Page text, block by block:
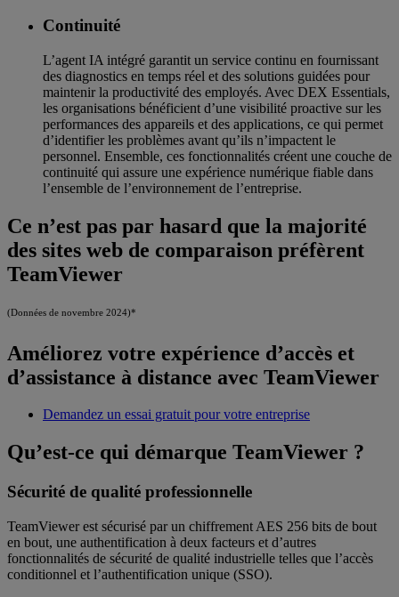
Continuité
L’agent IA intégré garantit un service continu en fournissant
des diagnostics en temps réel et des solutions guidées pour
maintenir la productivité des employés. Avec DEX Essentials,
les organisations bénéficient d’une visibilité proactive sur les
performances des appareils et des applications, ce qui permet
d’identifier les problèmes avant qu’ils n’impactent le
personnel. Ensemble, ces fonctionnalités créent une couche de
continuité qui assure une expérience numérique fiable dans
l’ensemble de l’environnement de l’entreprise.
Ce n’est pas par hasard que la majorité
des sites web de comparaison préfèrent
TeamViewer
(Données de novembre 2024)*
Améliorez votre expérience d’accès et
d’assistance à distance avec TeamViewer
Demandez un essai gratuit pour votre entreprise
Qu’est-ce qui démarque TeamViewer ?
Sécurité de qualité professionnelle
TeamViewer est sécurisé par un chiffrement AES 256 bits de bout
en bout, une authentification à deux facteurs et d’autres
fonctionnalités de sécurité de qualité industrielle telles que l’accès
conditionnel et l’authentification unique (SSO).